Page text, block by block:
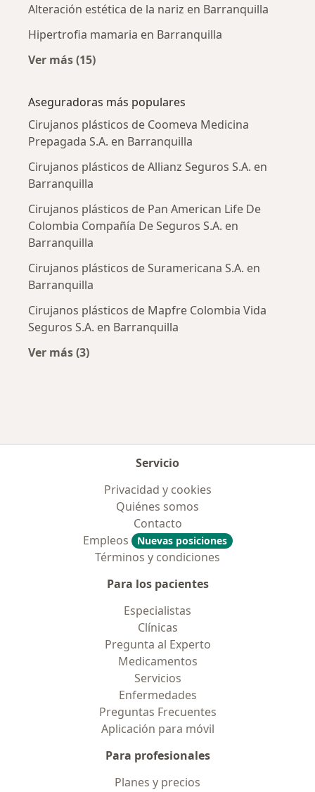
Alteración estética de la nariz en Barranquilla
Hipertrofia mamaria en Barranquilla
Ver más (15)
Aseguradoras más populares
Cirujanos plásticos de Coomeva Medicina
Prepagada S.A. en Barranquilla
Cirujanos plásticos de Allianz Seguros S.A. en
Barranquilla
Cirujanos plásticos de Pan American Life De
Colombia Compañía De Seguros S.A. en
Barranquilla
Cirujanos plásticos de Suramericana S.A. en
Barranquilla
Cirujanos plásticos de Mapfre Colombia Vida
Seguros S.A. en Barranquilla
Ver más (3)
Servicio
Privacidad y cookies
Quiénes somos
Contacto
Empleos
Nuevas posiciones
Términos y condiciones
Para los pacientes
Especialistas
Clínicas
Pregunta al Experto
Medicamentos
Servicios
Enfermedades
Preguntas Frecuentes
Aplicación para móvil
Para profesionales
Planes y precios